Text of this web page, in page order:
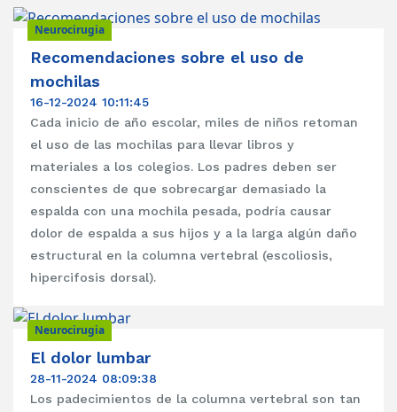
Neurocirugia
Recomendaciones sobre el uso de
mochilas
16-12-2024 10:11:45
Cada inicio de año escolar, miles de niños retoman
el uso de las mochilas para llevar libros y
materiales a los colegios. Los padres deben ser
conscientes de que sobrecargar demasiado la
espalda con una mochila pesada, podría causar
dolor de espalda a sus hijos y a la larga algún daño
estructural en la columna vertebral (escoliosis,
hipercifosis dorsal).
Neurocirugia
El dolor lumbar
28-11-2024 08:09:38
Los padecimientos de la columna vertebral son tan